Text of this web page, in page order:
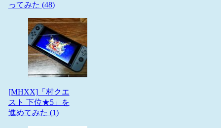
ってみた (48)
[MHXX]「村クエ
スト 下位★5」を
進めてみた (1)